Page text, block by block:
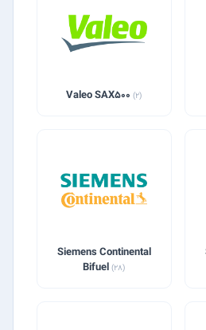
Valeo SAX500(2)
Siemens Continental
Bifuel(28)